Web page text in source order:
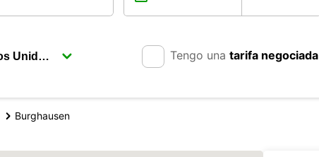
Tengo una tarifa negociada
Burghausen